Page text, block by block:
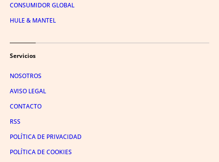
CONSUMIDOR GLOBAL
HULE & MANTEL
Servicios
NOSOTROS
AVISO LEGAL
CONTACTO
RSS
POLÍTICA DE PRIVACIDAD
POLÍTICA DE COOKIES